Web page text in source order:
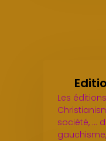
Les
société, ...